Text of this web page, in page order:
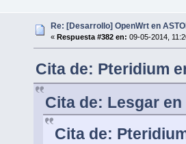
Re: [Desarrollo] OpenWrt en
« Respuesta #382 en: 09-05-2014,
Cita de: Pteridium
Cita de: Lesgar en
Cita de: